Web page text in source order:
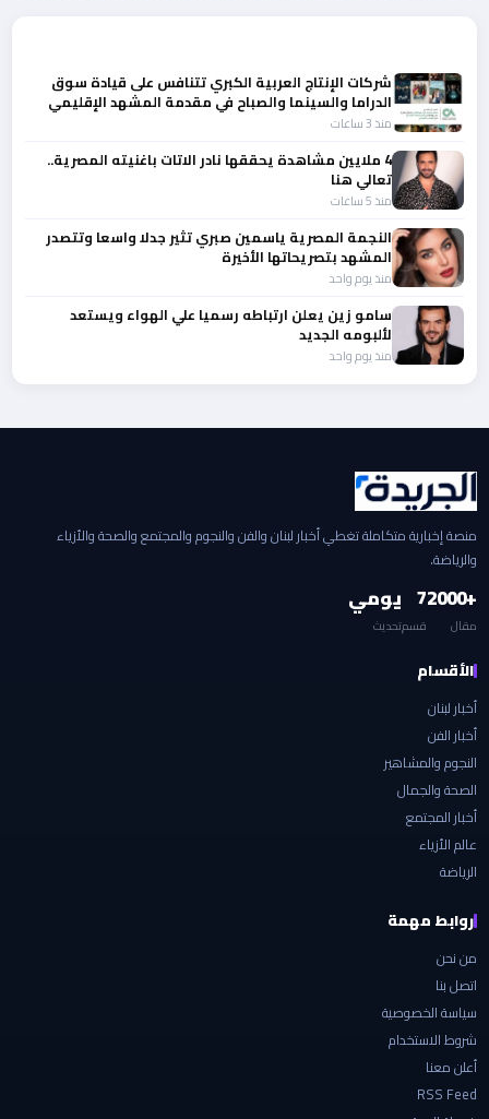
شركات الإنتاج العربية الكبري تتنافس على قيادة سوق
الدراما والسينما والصباح في مقدمة المشهد الإقليمي
منذ 3 ساعات
4 ملايين مشاهدة يحققها نادر الاتات باغنيته المصرية..
تعالي هنا
منذ 5 ساعات
النجمة المصرية ياسمين صبري تثير جدلا واسعا وتتصدر
المشهد بتصريحاتها الأخيرة
منذ يوم واحد
سامو زين يعلن ارتباطه رسميا علي الهواء ويستعد
لألبومه الجديد
منذ يوم واحد
منصة إخبارية متكاملة تغطي أخبار لبنان والفن والنجوم والمجتمع والصحة والأزياء
والرياضة.
+2000
مقال
7
قسم
يومي
تحديث
الأقسام
أخبار لبنان
أخبار الفن
النجوم والمشاهير
الصحة والجمال
أخبار المجتمع
عالم الأزياء
الرياضة
روابط مهمة
من نحن
اتصل بنا
سياسة الخصوصية
شروط الاستخدام
أعلن معنا
RSS Feed